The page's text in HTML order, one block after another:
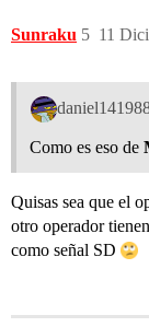
Sunraku 11
5
Como es eso de
Quisas sea que el
otro operador
como señal SD